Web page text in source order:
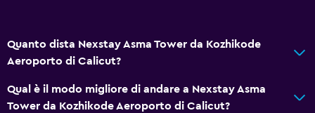
Quanto dista Nexstay Asma Tower da Kozhikode
Aeroporto di Calicut?
Qual è il modo migliore di andare a Nexstay Asma
Tower da Kozhikode Aeroporto di Calicut?